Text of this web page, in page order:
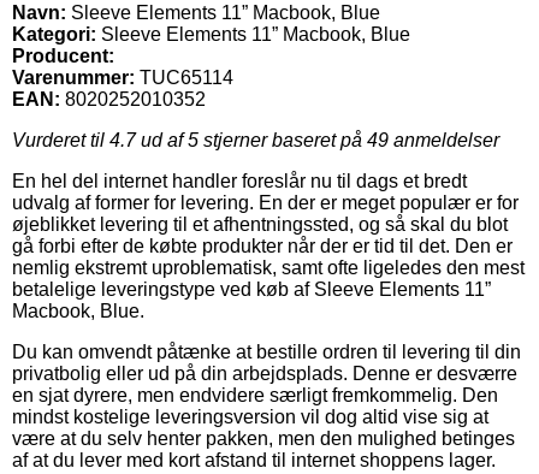
Navn: Sleeve Elements 11” Macbook, Blue
Kategori: Sleeve Elements 11” Macbook, Blue
Producent:
Varenummer: TUC65114
EAN: 8020252010352
Vurderet til 4.7ud af 5 stjerner baseret på 49 anmeldelser
En hel del internet handler foreslår nu til dags et bredt
udvalg af former for levering. En der er meget populær er for
øjeblikket levering til et afhentningssted, og så skal du blot
gå forbi efter de købte produkter når der er tid til det. Den er
nemlig ekstremt uproblematisk, samt ofte ligeledes den mest
betalelige leveringstype ved køb af Sleeve Elements 11”
Macbook, Blue.
Du kan omvendt påtænke at bestille ordren til levering til din
privatbolig eller ud på din arbejdsplads. Denne er desværre
en sjat dyrere, men endvidere særligt fremkommelig. Den
mindst kostelige leveringsversion vil dog altid vise sig at
være at du selv henter pakken, men den mulighed betinges
af at du lever med kort afstand til internet shoppens lager.